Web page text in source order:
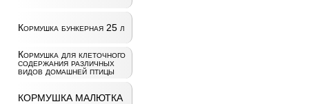
Кормушка бункерная 25 л
Кормушка для клеточного
содержания различных
видов домашней птицы
КОРМУШКА МАЛЮТКА